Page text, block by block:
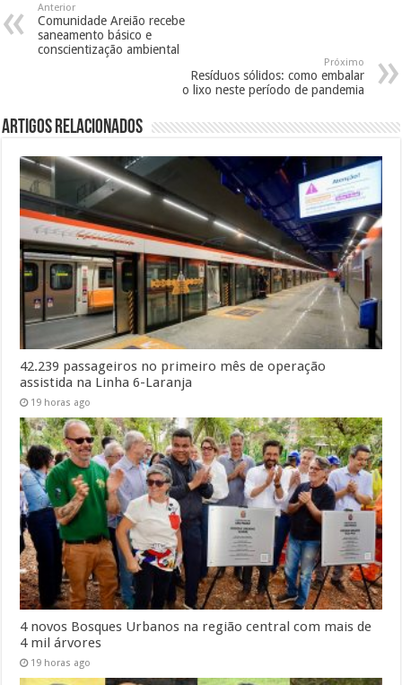
Anterior
Comunidade Areião recebe
saneamento básico e
conscientização ambiental
Próximo
Resíduos sólidos: como embalar
o lixo neste período de pandemia
Artigos Relacionados
42.239 passageiros no primeiro mês de operação
assistida na Linha 6-Laranja
19 horas ago
4 novos Bosques Urbanos na região central com mais de
4 mil árvores
19 horas ago